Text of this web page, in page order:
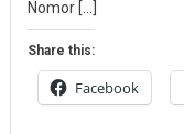
Nomor […]
Share this:
Facebook